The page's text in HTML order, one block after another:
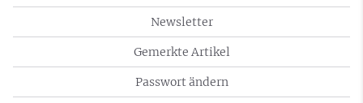
Newsletter
Gemerkte Artikel
Passwort ändern